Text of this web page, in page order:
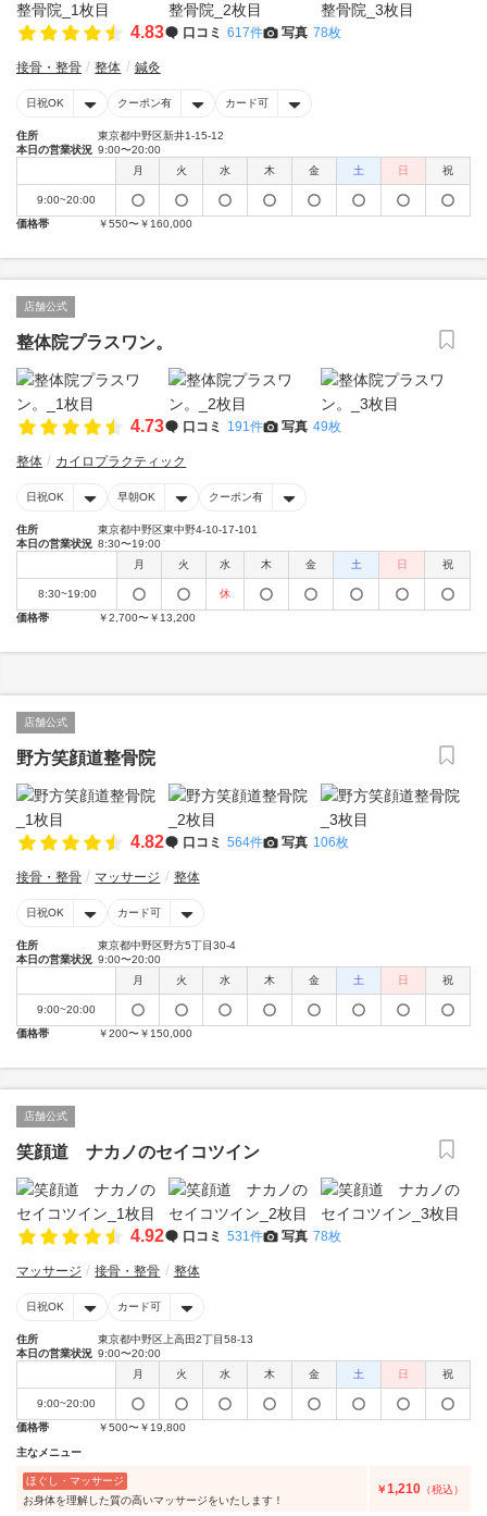
4.83 口コミ 617件 写真 78枚
接骨・整骨 整体 鍼灸
日祝OK クーポン有 カード可
住所
東京都中野区新井1-15-12
本日の営業状況 9:00〜20:00
月
火 水 木 金 土 日 祝
9:00~20:00
価格帯
￥550〜￥160,000
店舗公式
整体院プラスワン。
4.73 口コミ 191件 写真 49枚
整体 カイロプラクティック
日祝OK 早朝OK クーポン有
住所
東京都中野区東中野4-10-17-101
本日の営業状況 8:30〜19:00
月
火 水 木 金 土 日 祝
8:30~19:00
休
価格帯
￥2,700〜￥13,200
店舗公式
野方笑顔道整骨院
4.82 口コミ 564件 写真 106枚
接骨・整骨 マッサージ 整体
日祝OK カード可
住所
東京都中野区野方5丁目30-4
本日の営業状況 9:00〜20:00
月
火 水 木 金 土 日 祝
9:00~20:00
価格帯
￥200〜￥150,000
店舗公式
笑顔道 ナカノのセイコツイン
4.92 口コミ 531件 写真 78枚
マッサージ 接骨・整骨 整体
日祝OK カード可
住所
東京都中野区上高田2丁目58-13
本日の営業状況 9:00〜20:00
月
火 水 木 金 土 日 祝
9:00~20:00
価格帯
￥500〜￥19,800
主なメニュー
ほぐし・マッサージ
お身体を理解した質の高いマッサージをいたします！
￥1,210 （税込）